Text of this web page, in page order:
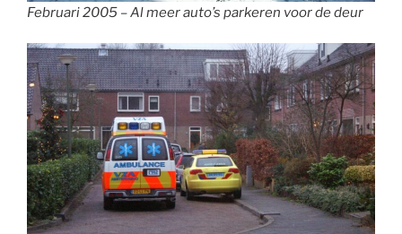
Februari 2005 – Al meer auto’s parkeren voor de deur